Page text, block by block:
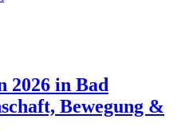
2026 in Bad
Bewegung &